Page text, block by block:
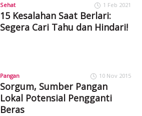
Sehat 1 Feb 2021
15 Kesalahan Saat Berlari:
Segera Cari Tahu dan Hindari!
Pangan 10 Nov 2015
Sorgum, Sumber Pangan
Lokal Potensial Pengganti
Beras